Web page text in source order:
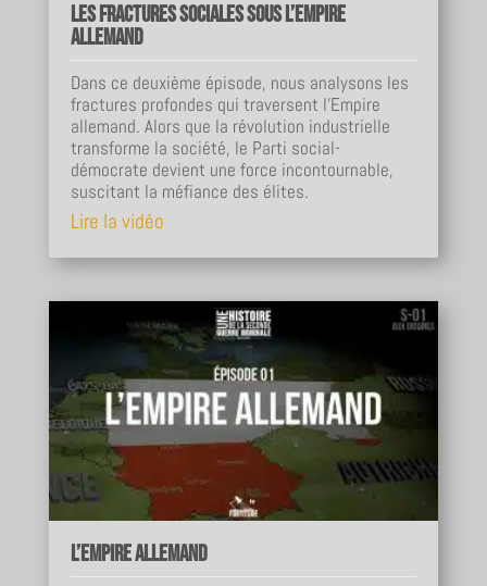
Les fractures sociales sous l’Empire
allemand
Dans ce deuxième épisode, nous analysons les
fractures profondes qui traversent l’Empire
allemand. Alors que la révolution industrielle
transforme la société, le Parti social-
démocrate devient une force incontournable,
suscitant la méfiance des élites.
Lire la vidéo
L’Empire allemand